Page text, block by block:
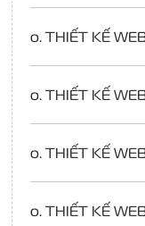
o. THIẾT KẾ
o. THIẾT KẾ
o. THIẾT KẾ
o. THIẾT KẾ